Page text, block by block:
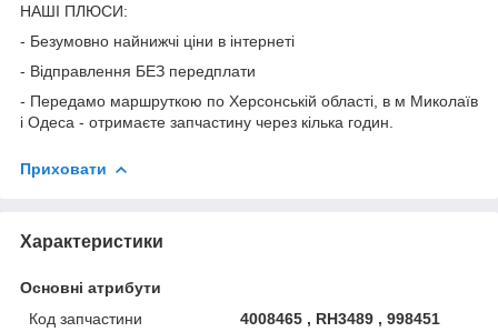
НАШІ ПЛЮСИ:
- Безумовно найнижчі ціни в інтернеті
- Відправлення БЕЗ передплати
- Передамо маршруткою по Херсонській області, в м Миколаїв
і Одеса - отримаєте запчастину через кілька годин.
Приховати
Характеристики
Основні атрибути
Код запчастини
4008465 , RH3489 , 998451